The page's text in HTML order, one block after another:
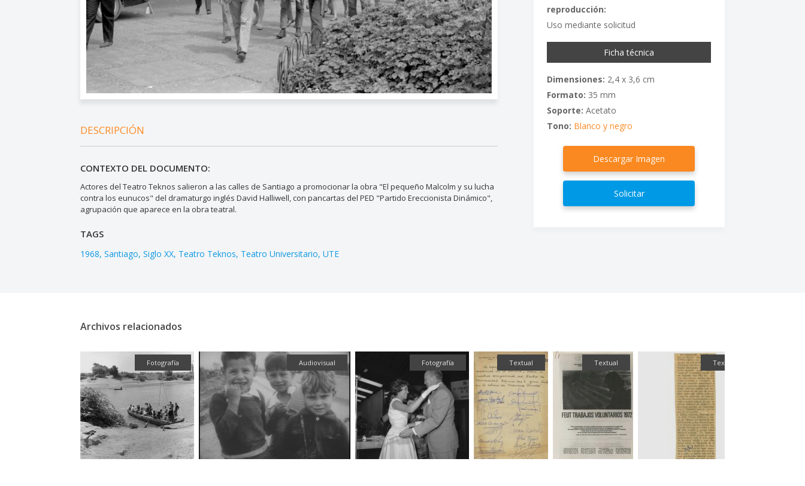
DESCRIPCIÓN
CONTEXTO DEL DOCUMENTO:
Actores del Teatro Teknos salieron a las calles de Santiago a promocionar la obra "El pequeño Malcolm y su lucha
contra los eunucos" del dramaturgo inglés David Halliwell, con pancartas del PED "Partido Ereccionista Dinámico",
agrupación que aparece en la obra teatral.
TAGS
1968 Santiago Siglo XX Teatro Teknos Teatro Universitario UTE
reproducción:
Uso mediante solicitud
Ficha técnica
Dimensiones: 2,4 x 3,6 cm
Formato: 35 mm
Soporte: Acetato
Tono: Blanco y negro
Descargar Imagen
Solicitar
Archivos relacionados
Fotografía Audiovisual Fotografía Textual Textual Textual